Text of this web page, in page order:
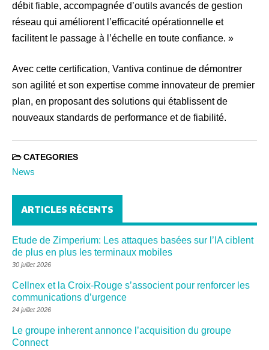
débit fiable, accompagnée d’outils avancés de gestion
réseau qui améliorent l’efficacité opérationnelle et
facilitent le passage à l’échelle en toute confiance. »
Avec cette certification, Vantiva continue de démontrer
son agilité et son expertise comme innovateur de premier
plan, en proposant des solutions qui établissent de
nouveaux standards de performance et de fiabilité.
CATEGORIES
News
ARTICLES RÉCENTS
Etude de Zimperium: Les attaques basées sur l’IA ciblent
de plus en plus les terminaux mobiles
30 juillet 2026
Cellnex et la Croix-Rouge s’associent pour renforcer les
communications d’urgence
24 juillet 2026
Le groupe inherent annonce l’acquisition du groupe
Connect